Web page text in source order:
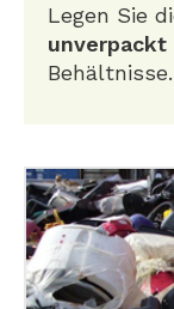
Legen Sie
unverpackt